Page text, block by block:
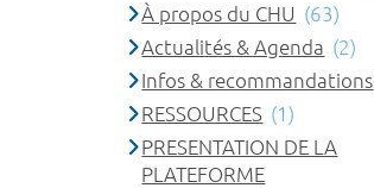
À propos du CHU (63)
Actualités & Agenda (2)
Infos & recommandations
RESSOURCES (1)
PRESENTATION DE LA
PLATEFORME